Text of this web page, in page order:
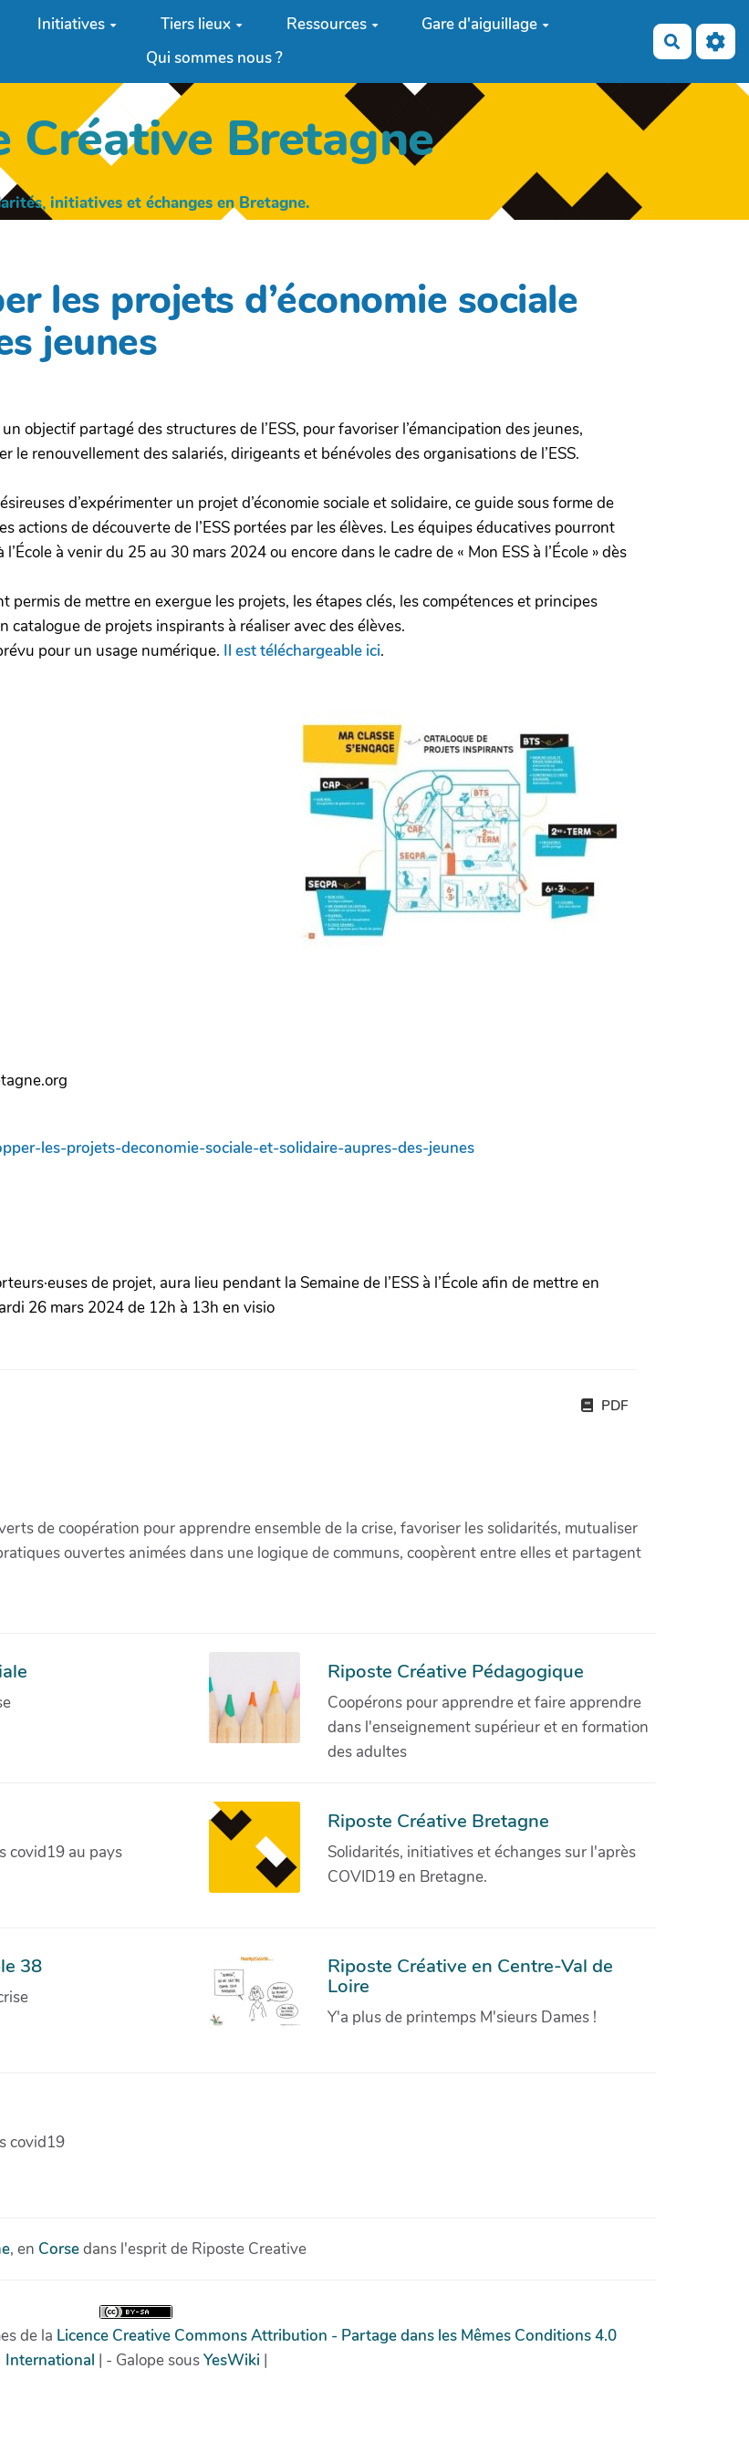
Initiatives Tiers lieux Ressources
Gare d'aiguillage
Qui sommes nous ?
Créative Bretagne
initiatives et échanges en Bretagne.
les projets d’économie sociale
jeunes
objectif partagé des structures de l’ESS, pour favoriser l’émancipation des jeunes,
le renouvellement des salariés, dirigeants et bénévoles des organisations de l’ESS.
d’expérimenter un projet d’économie sociale et solidaire, ce guide sous forme de
actions de découverte de l’ESS portées par les élèves. Les équipes éducatives pourront
à venir du 25 au 30 mars 2024 ou encore dans le cadre de « Mon ESS à l’École » dès
permis de mettre en exergue les projets, les étapes clés, les compétences et principes
de projets inspirants à réaliser avec des élèves.
pour un usage numérique. Il est téléchargeable ici.
les-projets-deconomie-sociale-et-solidaire-aupres-des-jeunes
de projet, aura lieu pendant la Semaine de l’ESS à l’École afin de mettre en
26 mars 2024 de 12h à 13h en visio
PDF